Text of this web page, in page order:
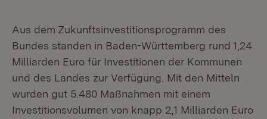
Aus dem Zukunftsinvestitionsprogramm des
Bundes standen in Baden-Württemberg rund 1,24
Milliarden Euro für Investitionen der Kommunen
und des Landes zur Verfügung. Mit den Mitteln
wurden gut 5.480 Maßnahmen mit einem
Investitionsvolumen von knapp 2,1 Milliarden Euro